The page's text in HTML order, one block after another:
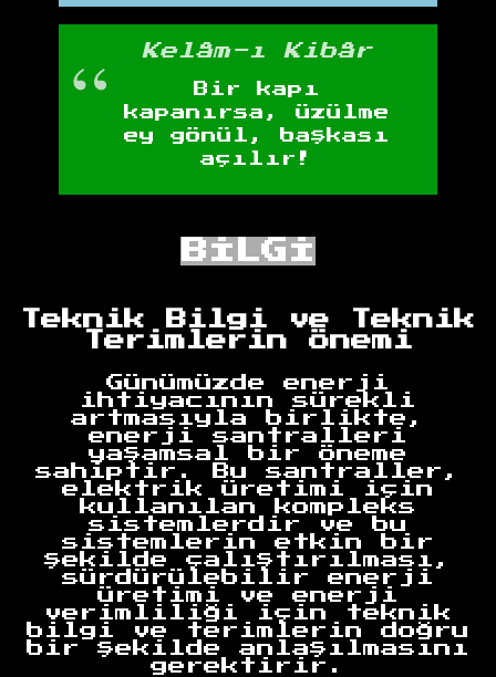
Kelâm-ı Kibâr
Bir kapı
kapanırsa, üzülme
ey gönül, başkası
açılır!
BİLGİ
Teknik Bilgi ve Teknik
Terimlerin Önemi
Günümüzde enerji
ihtiyacının sürekli
artmasıyla birlikte,
enerji santralleri
yaşamsal bir öneme
sahiptir. Bu santraller,
elektrik üretimi için
kullanılan kompleks
sistemlerdir ve bu
sistemlerin etkin bir
şekilde çalıştırılması,
sürdürülebilir enerji
üretimi ve enerji
verimliliği için teknik
bilgi ve terimlerin doğru
bir şekilde anlaşılmasını
gerektirir.